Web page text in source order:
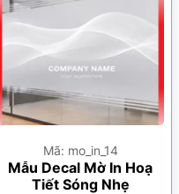
Mã: mo_in_14
Mẫu Decal Mờ In Hoạ
Tiết Sóng Nhẹ